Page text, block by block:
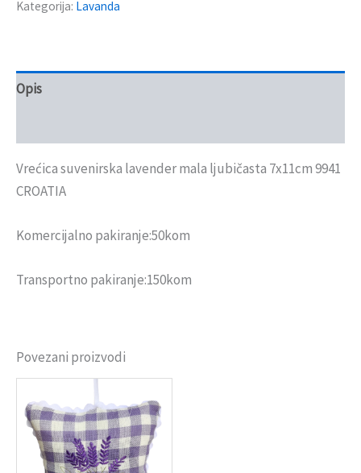
Kategorija: Lavanda
Opis
Vrećica suvenirska lavender mala ljubičasta 7x11cm 9941
CROATIA
Komercijalno pakiranje:50kom
Transportno pakiranje:150kom
Povezani proizvodi